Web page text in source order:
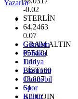
-0.02
STERLİN
64,2463
0.07
GRAM ALTIN
6574.81
1.44
BİST100
13.887
64
BITCOIN
Yazarlar
Gündem
Politika
Dünya
Ekonomi
Otomobil
Spor
Kültür